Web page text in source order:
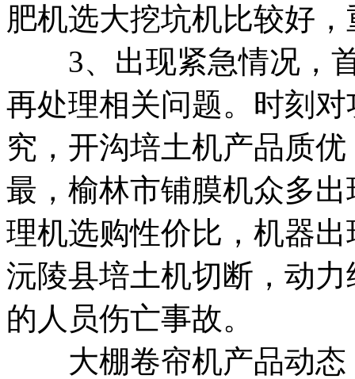
肥机选大挖坑机比较好，
3、出现紧急情况，首
再处理相关问题。 时刻
究， 开沟培土机产品质优
最， 榆林市铺膜机众多
理机选购性价比， 机器出
沅陵县培土机切断，动
的人员伤亡事故。
大棚卷帘机产品动态